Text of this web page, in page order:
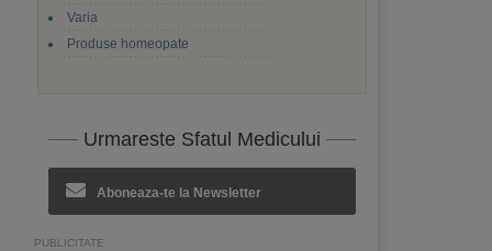
Varia
Produse homeopate
Urmareste Sfatul Medicului
Aboneaza-te la Newsletter